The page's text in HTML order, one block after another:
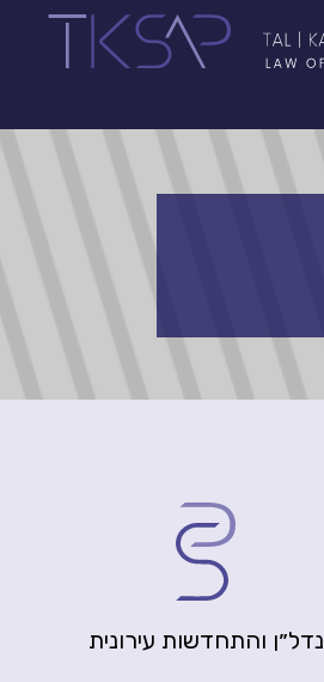
נדל״ן והתחדשות עירונית